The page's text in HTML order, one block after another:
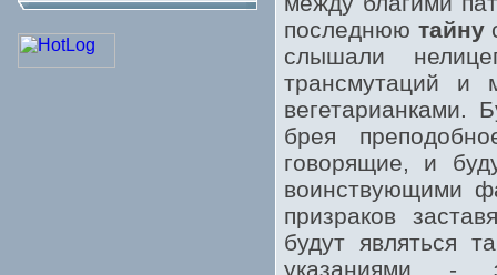
последнюю тайну
слышали
трансмутаций и
вегетарианками.
брея
говорящие, и
воинствующими
призраков
будут являться
указаниями -